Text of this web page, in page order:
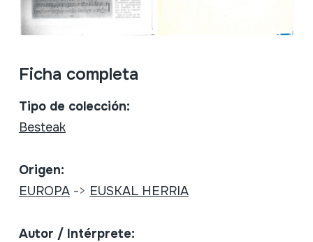
Ficha completa
Tipo de colección:
Besteak
Origen:
EUROPA-> EUSKAL HERRIA
Autor / Intérprete: